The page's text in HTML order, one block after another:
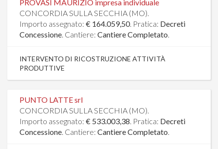
PROVASI MAURIZIO impresa individuale
CONCORDIA SULLA SECCHIA (MO).
Importo assegnato: € 164.059,50. Pratica: Decreti
Concessione. Cantiere: Cantiere Completato.
INTERVENTO DI RICOSTRUZIONE ATTIVITÀ
PRODUTTIVE
PUNTO LATTE srl
CONCORDIA SULLA SECCHIA (MO).
Importo assegnato: € 533.003,38. Pratica: Decreti
Concessione. Cantiere: Cantiere Completato.